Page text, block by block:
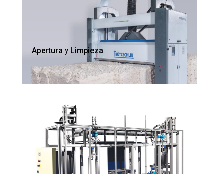
Apertura y Limpieza